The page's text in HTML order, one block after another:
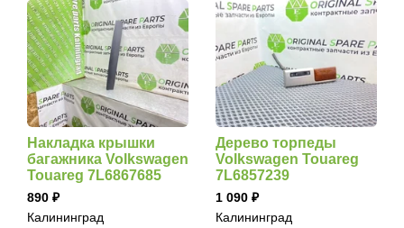
Накладка крышки
багажника Volkswagen
Touareg 7L6867685
890
Калининград
Дерево торпеды
Volkswagen Touareg
7L6857239
1 090
Калининград